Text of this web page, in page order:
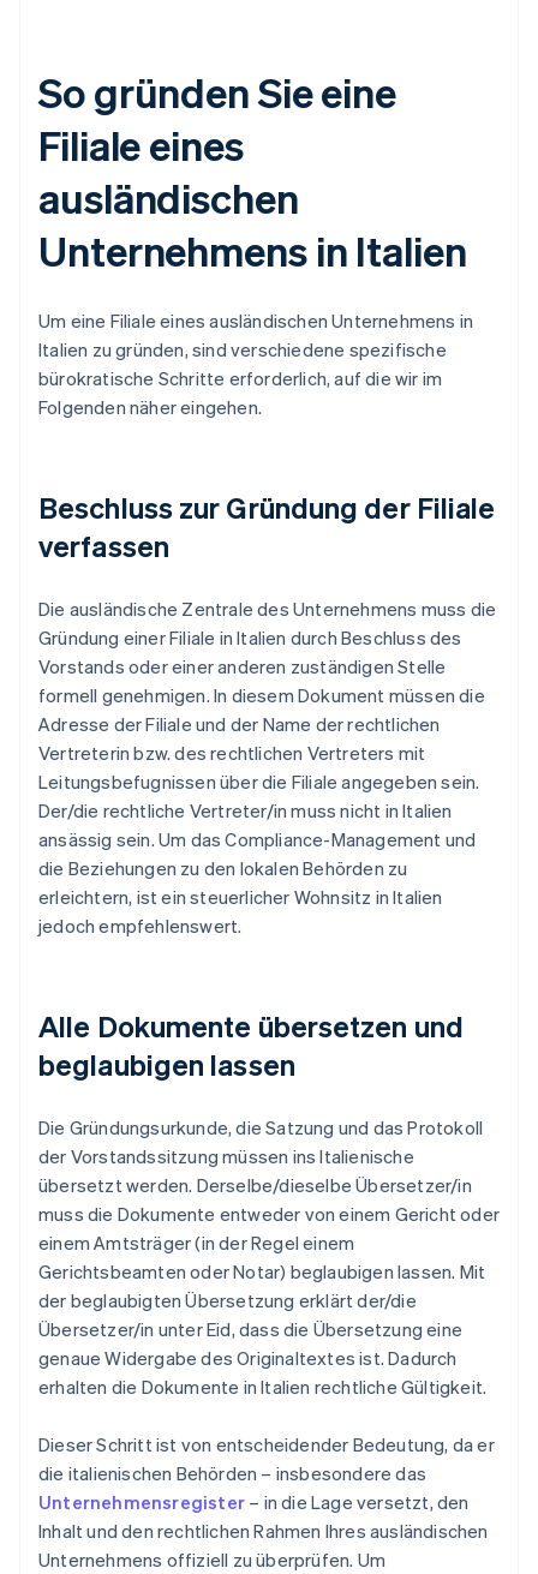
So gründen Sie eine
Filiale eines
ausländischen
Unternehmens in Italien
Um eine Filiale eines ausländischen Unternehmens in
Italien zu gründen, sind verschiedene spezifische
bürokratische Schritte erforderlich, auf die wir im
Folgenden näher eingehen.
Beschluss zur Gründung der Filiale
verfassen
Die ausländische Zentrale des Unternehmens muss die
Gründung einer Filiale in Italien durch Beschluss des
Vorstands oder einer anderen zuständigen Stelle
formell genehmigen. In diesem Dokument müssen die
Adresse der Filiale und der Name der rechtlichen
Vertreterin bzw. des rechtlichen Vertreters mit
Leitungsbefugnissen über die Filiale angegeben sein.
Der/die rechtliche Vertreter/in muss nicht in Italien
ansässig sein. Um das Compliance-Management und
die Beziehungen zu den lokalen Behörden zu
erleichtern, ist ein steuerlicher Wohnsitz in Italien
jedoch empfehlenswert.
Alle Dokumente übersetzen und
beglaubigen lassen
Die Gründungsurkunde, die Satzung und das Protokoll
der Vorstandssitzung müssen ins Italienische
übersetzt werden. Derselbe/dieselbe Übersetzer/in
muss die Dokumente entweder von einem Gericht oder
einem Amtsträger (in der Regel einem
Gerichtsbeamten oder Notar) beglaubigen lassen. Mit
der beglaubigten Übersetzung erklärt der/die
Übersetzer/in unter Eid, dass die Übersetzung eine
genaue Widergabe des Originaltextes ist. Dadurch
erhalten die Dokumente in Italien rechtliche Gültigkeit.
Dieser Schritt ist von entscheidender Bedeutung, da er
die italienischen Behörden – insbesondere das
Unternehmensregister – in die Lage versetzt, den
Inhalt und den rechtlichen Rahmen Ihres ausländischen
Unternehmens offiziell zu überprüfen. Um